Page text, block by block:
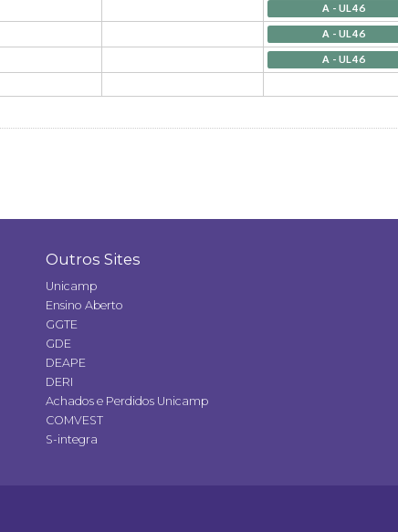
A - UL46
A - UL46
A - UL46
Outros Sites
Unicamp
Ensino Aberto
GGTE
GDE
DEAPE
DERI
Achados e Perdidos Unicamp
COMVEST
S-integra